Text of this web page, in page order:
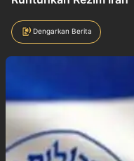
Dengarkan Berita